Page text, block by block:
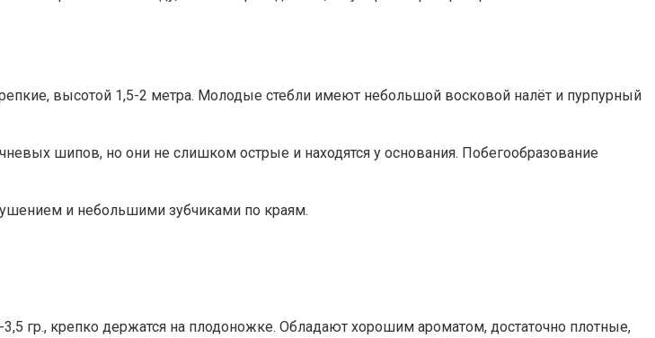
высотой 1,5-2 метра. Молодые стебли имеют небольшой восковой налёт и пурпурный
шипов, но они не слишком острые и находятся у основания. Побегообразование
и небольшими зубчиками по краям.
гр., крепко держатся на плодоножке. Обладают хорошим ароматом, достаточно плотные,